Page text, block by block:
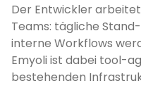
Der Entwickler
Teams: tägliche
interne Workflows
Emyoli ist dabei tool-
bestehenden